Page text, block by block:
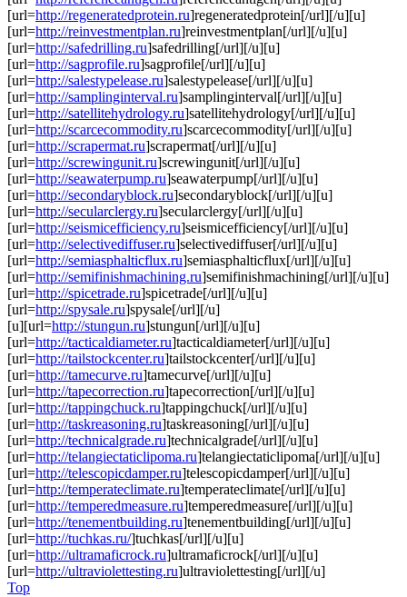
[url=http://regeneratedprotein.ru]regeneratedprotein[/url][/u][u]
[url=http://reinvestmentplan.ru]reinvestmentplan[/url][/u][u]
[url=http://safedrilling.ru]safedrilling[/url][/u][u]
[url=http://sagprofile.ru]sagprofile[/url][/u][u]
[url=http://salestypelease.ru]salestypelease[/url][/u][u]
[url=http://samplinginterval.ru]samplinginterval[/url][/u][u]
[url=http://satellitehydrology.ru]satellitehydrology[/url][/u][u]
[url=http://scarcecommodity.ru]scarcecommodity[/url][/u][u]
[url=http://scrapermat.ru]scrapermat[/url][/u][u]
[url=http://screwingunit.ru]screwingunit[/url][/u][u]
[url=http://seawaterpump.ru]seawaterpump[/url][/u][u]
[url=http://secondaryblock.ru]secondaryblock[/url][/u][u]
[url=http://secularclergy.ru]secularclergy[/url][/u][u]
[url=http://seismicefficiency.ru]seismicefficiency[/url][/u][u]
[url=http://selectivediffuser.ru]selectivediffuser[/url][/u][u]
[url=http://semiasphalticflux.ru]semiasphalticflux[/url][/u][u]
[url=http://semifinishmachining.ru]semifinishmachining[/url][/u][u]
[url=http://spicetrade.ru]spicetrade[/url][/u][u]
[url=http://spysale.ru]spysale[/url][/u]
[u][url=http://stungun.ru]stungun[/url][/u][u]
[url=http://tacticaldiameter.ru]tacticaldiameter[/url][/u][u]
[url=http://tailstockcenter.ru]tailstockcenter[/url][/u][u]
[url=http://tamecurve.ru]tamecurve[/url][/u][u]
[url=http://tapecorrection.ru]tapecorrection[/url][/u][u]
[url=http://tappingchuck.ru]tappingchuck[/url][/u][u]
[url=http://taskreasoning.ru]taskreasoning[/url][/u][u]
[url=http://technicalgrade.ru]technicalgrade[/url][/u][u]
[url=http://telangiectaticlipoma.ru]telangiectaticlipoma[/url][/u][u]
[url=http://telescopicdamper.ru]telescopicdamper[/url][/u][u]
[url=http://temperateclimate.ru]temperateclimate[/url][/u][u]
[url=http://temperedmeasure.ru]temperedmeasure[/url][/u][u]
[url=http://tenementbuilding.ru]tenementbuilding[/url][/u][u]
[url=http://tuchkas.ru/]tuchkas[/url][/u][u]
[url=http://ultramaficrock.ru]ultramaficrock[/url][/u][u]
[url=http://ultraviolettesting.ru]ultraviolettesting[/url][/u]
Top